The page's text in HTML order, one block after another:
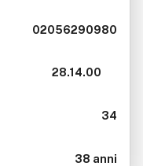
02056290980
28.14.00
34
38 anni